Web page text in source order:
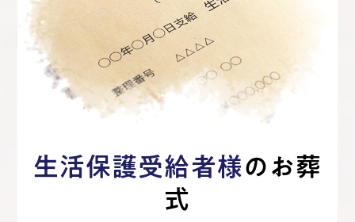
生活保護受給者様のお葬
式